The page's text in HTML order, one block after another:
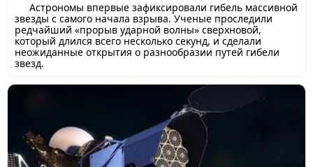
Астрономы впервые зафиксировали гибель массивной
звезды с самого начала взрыва. Ученые проследили
редчайший «прорыв ударной волны» сверхновой,
который длился всего несколько секунд, и сделали
неожиданные открытия о разнообразии путей гибели
звезд.